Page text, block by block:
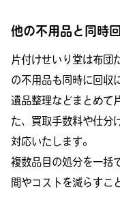
他の不用品と同時
片付けせいり堂は布団
の不用品も同時に回収
遺品整理などまとめて
た、買取手数料や仕分
対応いたします。
複数品目の処分を一括
間やコストを減らすこ